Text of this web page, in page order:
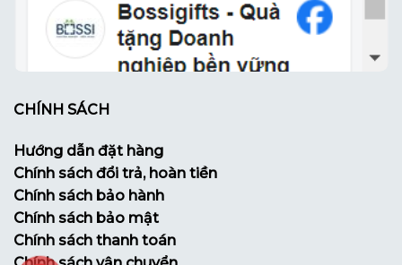
CHÍNH SÁCH
Hướng dẫn đặt hàng
Chính sách đổi trả, hoàn tiền
Chính sách bảo hành
Chính sách bảo mật
Chính sách thanh toán